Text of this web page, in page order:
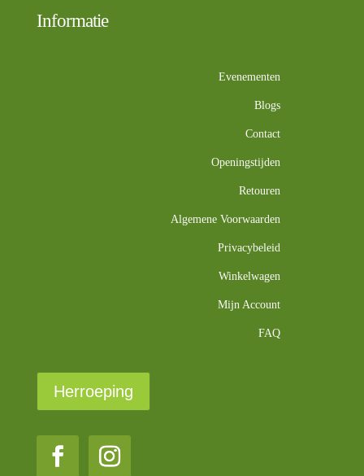
Informatie
Evenementen
Blogs
Contact
Openingstijden
Retouren
Algemene Voorwaarden
Privacybeleid
Winkelwagen
Mijn Account
FAQ
Herroeping